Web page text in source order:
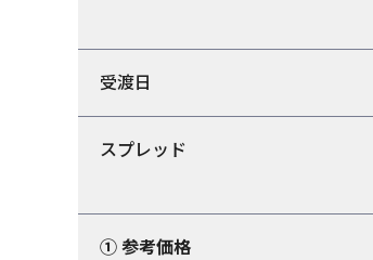
受渡日
スプレッド
① 参考価格